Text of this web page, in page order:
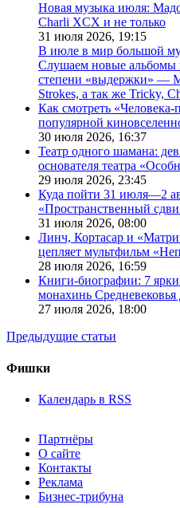
Новая музыка июля:
Charli XCX и не только
31 июля 2026, 19:15
В июле в мир большой
Слушаем новые альбомы
степени «выдержки» —
Strokes, а так же Tricky,
Как смотреть
популярной
30 июля 2026, 16:37
Театр одного шамана:
основателя театра
29 июля 2026, 23:45
Куда пойти 31 июля—2
«Пространственный
31 июля 2026, 08:00
Линч, Кортасар и
цепляет мультфильм
28 июля 2026, 16:59
Книги-биографии: 7
монахинь
27 июля 2026, 18:00
Предыдущие статьи
Фишки
Календарь в RSS
Партнёры
О сайте
Контакты
Реклама
Бизнес-трибуна